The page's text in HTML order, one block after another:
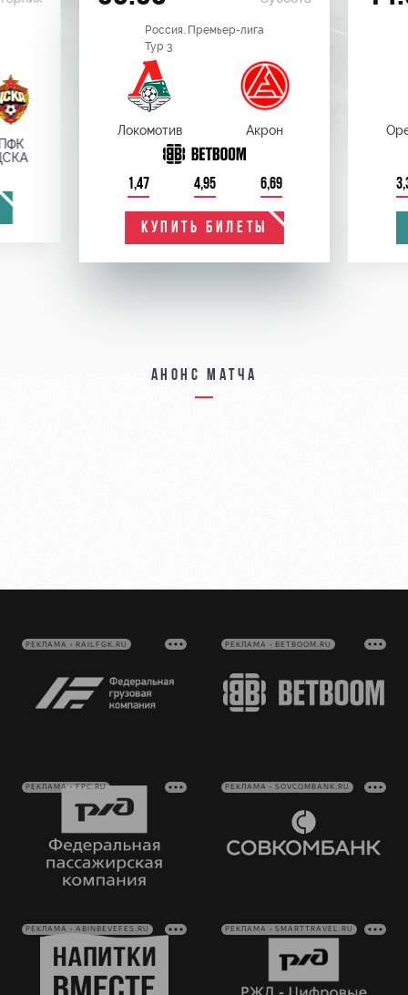
Россия. Премьер-лига
Тур 3
Локомотив Акрон
1,47 4,95 6,69
КУПИТЬ БИЛЕТЫ
Анонс матча
РЕКЛАМА • RAILFGK.RU РЕКЛАМА • BETBOOM.RU
РЕКЛАМА • FPC.RU РЕКЛАМА • SOVCOMBANK.RU
РЕКЛАМА • ABINBEVEFES.RU РЕКЛАМА • SMARTTRAVEL.RU